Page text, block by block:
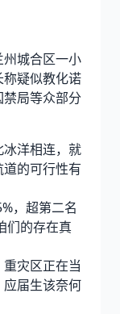
城合区一小
疑似教化诺
局等众部分
洋相连，就
的可行性有
，超第二名
们的存在真
灾区正在当
届生该奈何